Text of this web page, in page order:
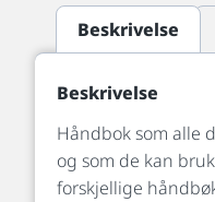
Beskrivelse
Beskrivelse
Håndbok som alle
og som de kan
forskjellige